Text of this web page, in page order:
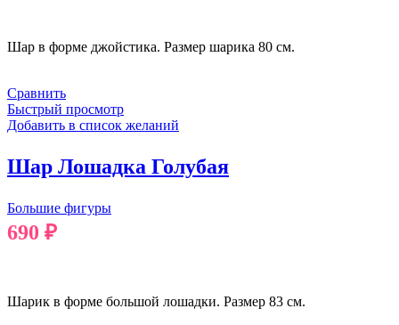
Шар в форме джойстика. Размер шарика 80 см.
Сравнить
Быстрый просмотр
Добавить в список желаний
Шар Лошадка Голубая
Большие фигуры
690 ₽
Шарик в форме большой лошадки. Размер 83 см.